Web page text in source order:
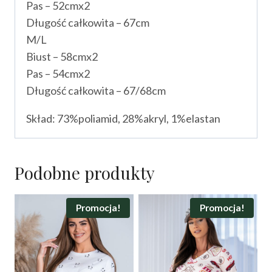
Pas – 52cmx2
Długość całkowita – 67cm
M/L
Biust – 58cmx2
Pas – 54cmx2
Długość całkowita – 67/68cm
Skład: 73%poliamid, 28%akryl, 1%elastan
Podobne produkty
Promocja! Promocja!